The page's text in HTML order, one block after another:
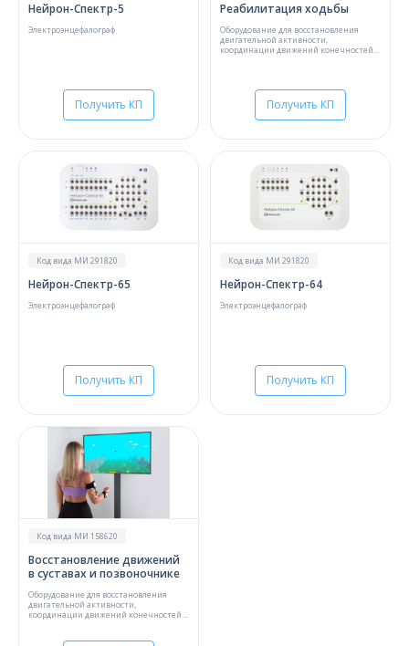
Нейрон-Спектр-5
Электроэнцефалограф
Получить КП
Реабилитация ходьбы
Оборудование для восстановления
двигательной активности,
координации движений конечностей,
Получить КП
Код вида МИ 291820
Нейрон-Спектр-65
Электроэнцефалограф
Получить КП
Код вида МИ 291820
Нейрон-Спектр-64
Электроэнцефалограф
Получить КП
Код вида МИ 158620
Восстановление движений
в суставах и позвоночнике
Оборудование для восстановления
двигательной активности,
координации движений конечностей,